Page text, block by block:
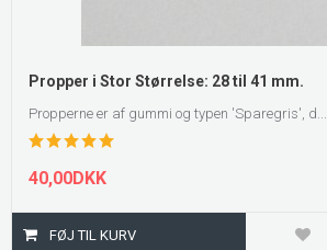
Propper i Stor Størrelse: 28 til 41 mm.
Propperne er af gummi og typen 'Sparegris', d...
40,00DKK